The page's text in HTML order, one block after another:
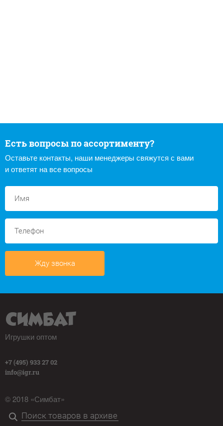
Есть вопросы по ассортименту?
Оставьте контакты, наши менеджеры свяжутся с вами
и ответят на все вопросы
Жду звонка
Игрушки оптом
+7 (495) 933 27 02
info@igr.ru
© 2018 «Симбат»